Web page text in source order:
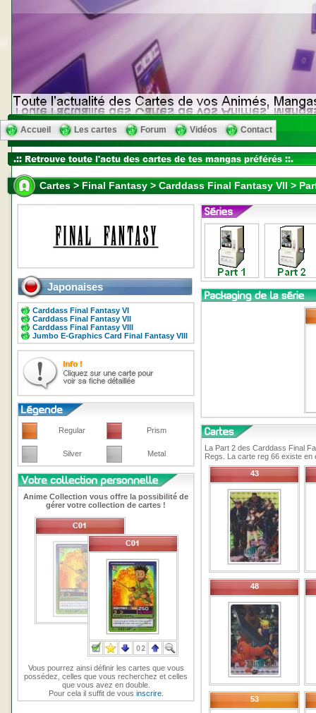
Accueil Les cartes Forum Vidéos Contact
Cartes > Final Fantasy > Carddass Final Fantasy VII >
Japonaises
Carddass Final Fantasy VI
Carddass Final Fantasy VII
Carddass Final Fantasy VIII
Jumbo E-Graphics Card Final Fantasy VIII
Regular Prism
Silver Metal
Anime Collection vous offre la possibilité de
gérer votre collection de cartes !
Vous pourrez ainsi définir les cartes que vous
possédez, celles que vous recherchez et celles
que vous avez en double.
Pour cela il suffit de vous inscrire.
La Part 2 des Carddass Final
Regs. La carte reg 66 existe en
43
48
53